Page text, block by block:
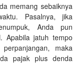
memang sebaiknya
Pasalnya, jika
Anda pun
Apabila jatuh tempo
maka
pajak plus denda